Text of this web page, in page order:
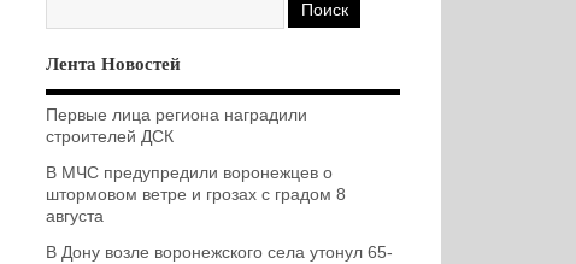
Лента Новостей
Первые лица региона наградили
строителей ДСК
В МЧС предупредили воронежцев о
штормовом ветре и грозах с градом 8
августа
В Дону возле воронежского села утонул 65-